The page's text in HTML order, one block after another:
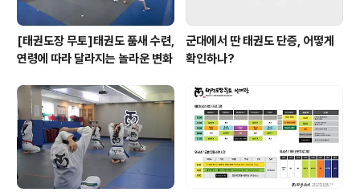
[태권도장 무토]태권도 품새 수련,
연령에 따라 달라지는 놀라운 변화
군대에서 딴 태권도 단증, 어떻게
확인하나?